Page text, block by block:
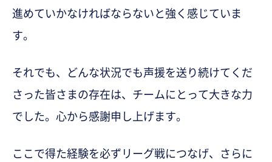
進めていかなければならないと強く感じていま
す。
それでも、どんな状況でも声援を送り続けてくだ
さった皆さまの存在は、チームにとって大きな力
でした。心から感謝申し上げます。
ここで得た経験を必ずリーグ戦につなげ、さらに